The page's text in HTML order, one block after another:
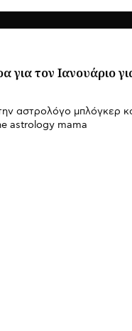
για τον Ιανουάριο
αστρολόγο μπλόγκερ
astrology mama